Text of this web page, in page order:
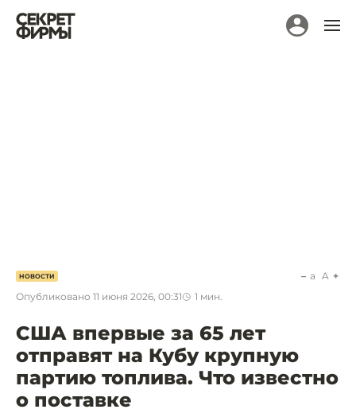
НОВОСТИ
Опубликовано 11 июня 2026, 00:31 1 мин.
a A
США впервые за 65 лет
отправят на Кубу крупную
партию топлива. Что известно
о поставке